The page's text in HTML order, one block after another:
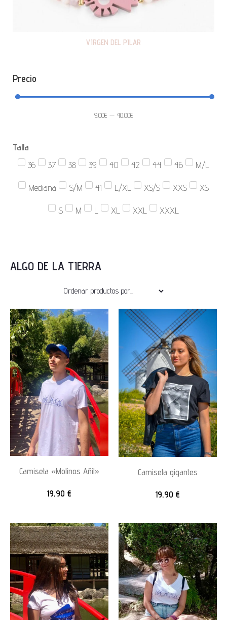
VIRGEN DEL PILAR
Precio
9.00€ — 40.00€
Talla
36
37 38 39 40 42 44 46 M/L
Mediana S/M 41 L/XL XS/S XXS XS
S M L XL XXL XXXL
ALGO DE LA TIERRA
Camiseta «Molinos Añil»
19,90 €
Camiseta gigantes
19,90 €